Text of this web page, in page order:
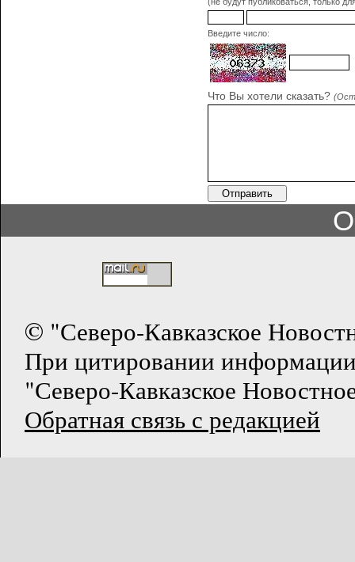
Введите число:
Что Вы хотели сказать?
О
© "Северо-Кавказское
При цитировании
"Северо-Кавказское
Обратная связь с редакцией